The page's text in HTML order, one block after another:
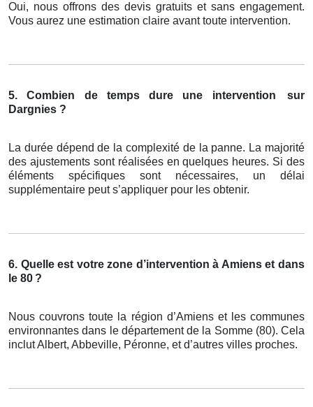
Oui, nous offrons des devis gratuits et sans engagement.
Vous aurez une estimation claire avant toute intervention.
5. Combien de temps dure une intervention
sur
Dargnies ?
La durée dépend de la complexité de la panne. La majorité
des ajustements sont réalisées en quelques heures. Si des
éléments spécifiques sont nécessaires, un délai
supplémentaire peut s’appliquer pour les obtenir.
6. Quelle est votre zone d’intervention à Amiens et dans
le 80 ?
Nous couvrons toute la région d’Amiens et les communes
environnantes dans le département de la Somme (80). Cela
inclut Albert, Abbeville, Péronne, et d’autres villes proches.